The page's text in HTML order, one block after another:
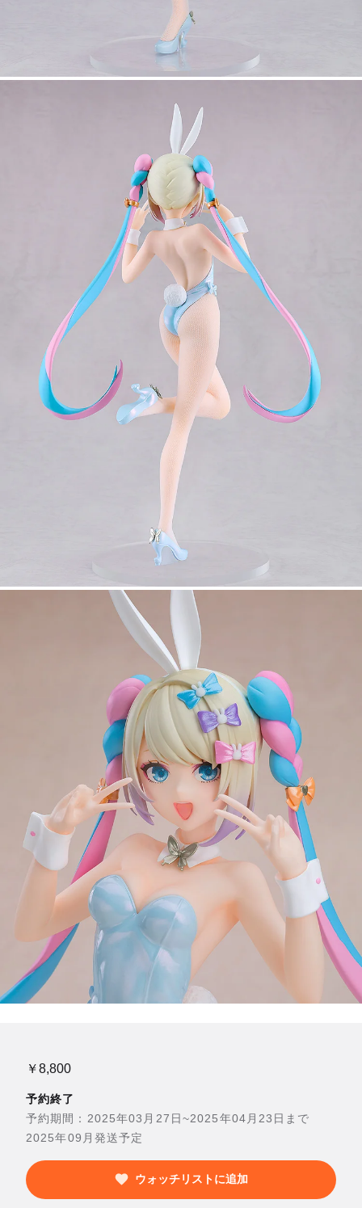
￥8,800
予約終了
予約期間：2025年03月27日~2025年04月23日まで
2025年09月発送予定
ウォッチリストに追加